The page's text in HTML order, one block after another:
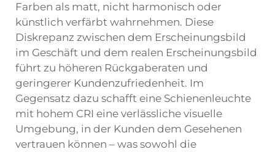
Farben als matt, nicht harmonisch oder
künstlich verfärbt wahrnehmen. Diese
Diskrepanz zwischen dem Erscheinungsbild
im Geschäft und dem realen Erscheinungsbild
führt zu höheren Rückgaberaten und
geringerer Kundenzufriedenheit. Im
Gegensatz dazu schafft eine Schienenleuchte
mit hohem CRI eine verlässliche visuelle
Umgebung, in der Kunden dem Gesehenen
vertrauen können – was sowohl die